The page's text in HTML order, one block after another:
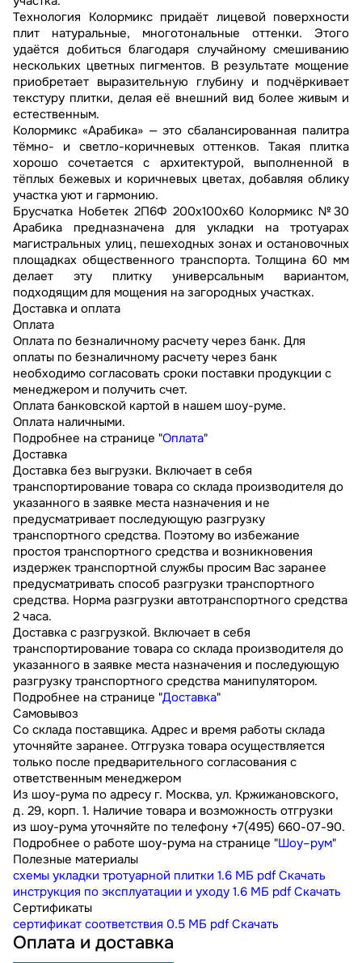
Технология Колормикс придаёт лицевой поверхности
плит натуральные, многотональные оттенки. Этого
удаётся добиться благодаря случайному смешиванию
нескольких цветных пигментов. В результате мощение
приобретает выразительную глубину и подчёркивает
текстуру плитки, делая её внешний вид более живым и
естественным.
Колормикс «Арабика» — это сбалансированная палитра
тёмно- и светло-коричневых оттенков. Такая плитка
хорошо сочетается с архитектурой, выполненной в
тёплых бежевых и коричневых цветах, добавляя облику
участка уют и гармонию.
Брусчатка Нобетек 2П6Ф 200x100x60 Колормикс №30
Арабика предназначена для укладки на тротуарах
магистральных улиц, пешеходных зонах и остановочных
площадках общественного транспорта. Толщина 60 мм
делает эту плитку универсальным вариантом,
подходящим для мощения на загородных участках.
Доставка и оплата
Оплата
Оплата по безналичному расчету через банк. Для
оплаты по безналичному расчету через банк
необходимо согласовать сроки поставки продукции с
менеджером и получить счет.
Оплата банковской картой в нашем шоу-руме.
Оплата наличными.
Подробнее на странице "Оплата"
Доставка
Доставка без выгрузки. Включает в себя
транспортирование товара со склада производителя до
указанного в заявке места назначения и не
предусматривает последующую разгрузку
транспортного средства. Поэтому во избежание
простоя транспортного средства и возникновения
издержек транспортной службы просим Вас заранее
предусматривать способ разгрузки транспортного
средства. Норма разгрузки автотранспортного средства
2 часа.
Доставка с разгрузкой. Включает в себя
транспортирование товара со склада производителя до
указанного в заявке места назначения и последующую
разгрузку транспортного средства манипулятором.
Подробнее на странице "Доставка"
Самовывоз
Со склада поставщика. Адрес и время работы склада
уточняйте заранее. Отгрузка товара осуществляется
только после предварительного согласования с
ответственным менеджером
Из шоу-рума по адресу г. Москва, ул. Кржижановского,
д. 29, корп. 1. Наличие товара и возможность отгрузки
из шоу-рума уточняйте по телефону +7(495) 660-07-90.
Подробнее о работе шоу-рума на странице "Шоу–рум"
Полезные материалы
схемы укладки тротуарной плитки 1.6 МБ pdf Скачать
инструкция по эксплуатации и уходу 1.6 МБ pdf Скачать
Сертификаты
сертификат соответствия 0.5 МБ pdf Скачать
Оплата и доставка